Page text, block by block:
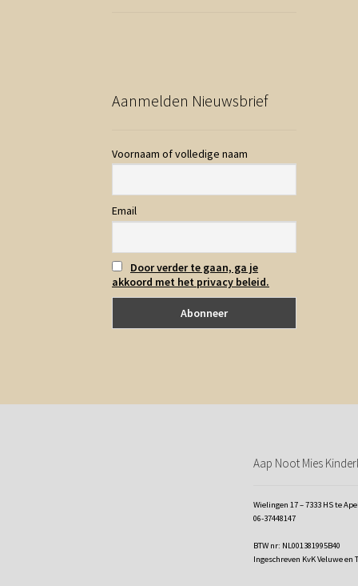
Aanmelden Nieuwsbrief
Voornaam of volledige naam
Email
Door verder te gaan, ga je
akkoord met het privacy beleid.
Aap Noot Mies
Wielingen 17 – 7333 HS te
06-37448147
BTW nr: NL001381995B40
Ingeschreven KvK Veluwe en